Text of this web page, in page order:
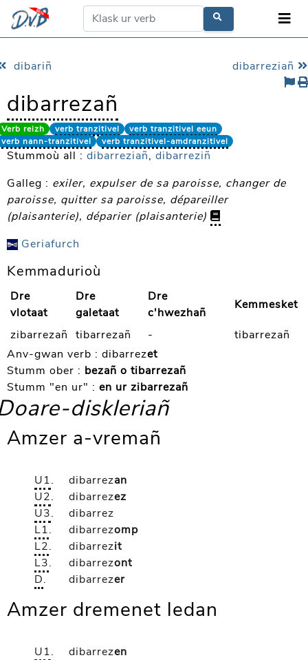
dibariñ dibarreziañ
dibarrezañ
Verb reizh verb tranzitivel
verb tranzitivel eeun
verb nann-tranzitivel
verb tranzitivel-amdranzitivel
Stummoù all : dibarreziañ, dibarreziñ
Galleg : exiler, expulser de sa paroisse, changer de
paroisse, quitter sa paroisse, dépareiller
(plaisanterie), déparier (plaisanterie)
Geriafurch
Kemmadurioù
Dre
vlotaat
Dre
galetaat
Dre
c'hwezhañ
Kemmesket
zibarrezañ tibarrezañ -
tibarrezañ
Anv-gwan verb : dibarrezet
Stumm ober : bezañ o tibarrezañ
Stumm "en ur" : en ur zibarrezañ
diskleriañ
Amzer a-vremañ
U1. dibarrezan
U2. dibarrezez
U3.
dibarrez
L1. dibarrezomp
L2. dibarrezit
L3. dibarrezont
D. dibarrezer
Amzer dremenet ledan
U1. dibarrezen